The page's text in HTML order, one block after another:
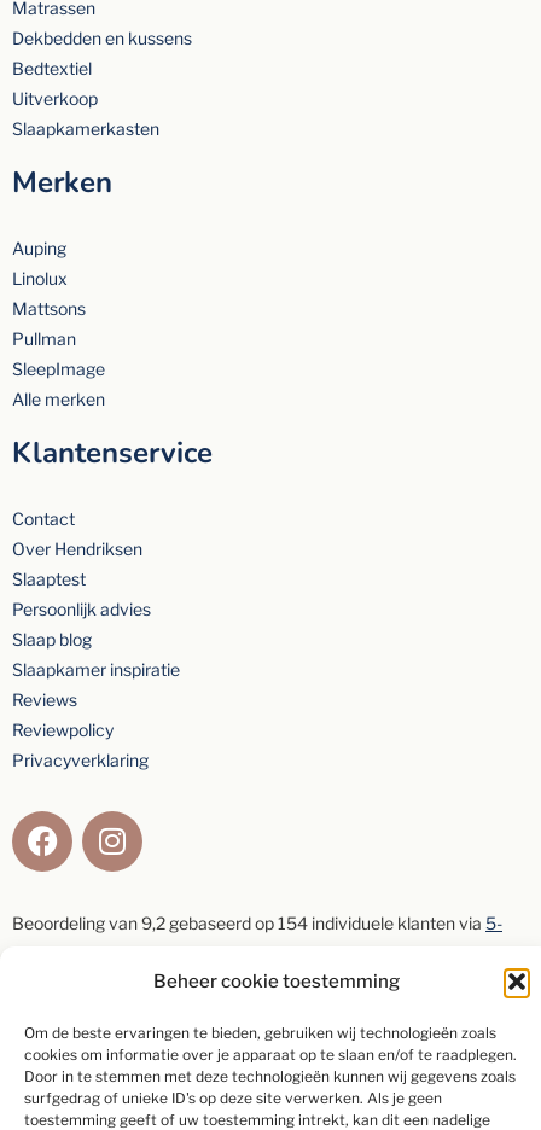
Beheer cookie toestemming
Om de beste ervaringen te bieden, gebruiken wij technologieën zoals
cookies om informatie over je apparaat op te slaan en/of te raadplegen.
Door in te stemmen met deze technologieën kunnen wij gegevens zoals
surfgedrag of unieke ID's op deze site verwerken. Als je geen
toestemming geeft of uw toestemming intrekt, kan dit een nadelige
Matrassen
Dekbedden en kussens
Bedtextiel
Uitverkoop
Slaapkamerkasten
Merken
Auping
Linolux
Mattsons
Pullman
SleepImage
Alle merken
Klantenservice
Contact
Over Hendriksen
Slaaptest
Persoonlijk advies
Slaap blog
Slaapkamer inspiratie
Reviews
Reviewpolicy
Privacyverklaring
Beoordeling van9,2 gebaseerd op154 individuele klanten via 5-
Schrijf een beoordeling